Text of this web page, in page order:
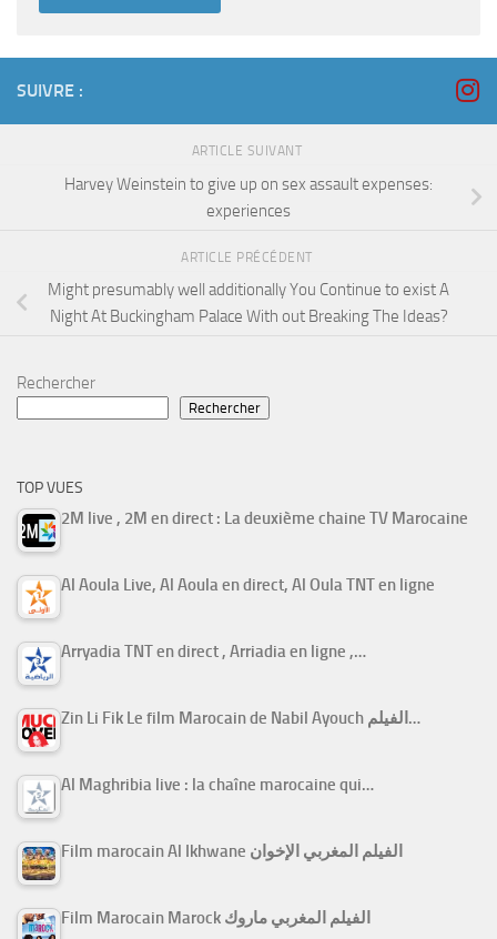
SUIVRE :
ARTICLE SUIVANT
Harvey Weinstein to give up on sex assault expenses:
experiences
ARTICLE PRÉCÉDENT
Might presumably well additionally You Continue to exist A
Night At Buckingham Palace With out Breaking The Ideas?
Rechercher
Rechercher
TOP VUES
2M live , 2M en direct : La deuxième chaine TV Marocaine
Al Aoula Live, Al Aoula en direct, Al Oula TNT en ligne
Arryadia TNT en direct , Arriadia en ligne ,…
Zin Li Fik Le film Marocain de Nabil Ayouch الفيلم…
Al Maghribia live : la chaîne marocaine qui…
Film marocain Al Ikhwane الفيلم المغربي الإخوان
Film Marocain Marock الفيلم المغربي ماروك